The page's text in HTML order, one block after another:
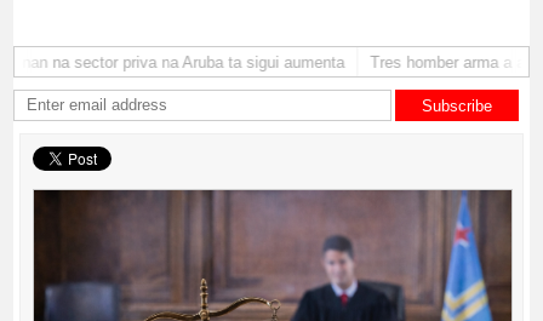
na sector priva na Aruba ta sigui aumenta Tres homber arma a
Subscribe